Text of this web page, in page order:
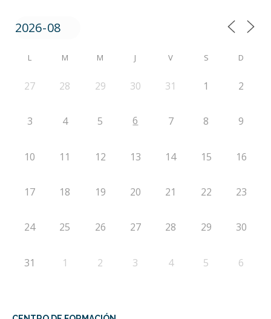
L M M J V S D
27 28 29 30 31 1 2
3 4 5 6 7 8 9
10 11 12 13 14 15 16
17 18 19 20 21 22 23
24 25 26 27 28 29 30
31 1 2 3 4 5 6